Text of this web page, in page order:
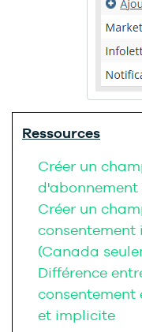
Ressources
Créer un
Créer un
consentement
(Canada
Différence
consentement
et implicite